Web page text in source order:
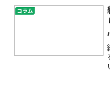
コラム